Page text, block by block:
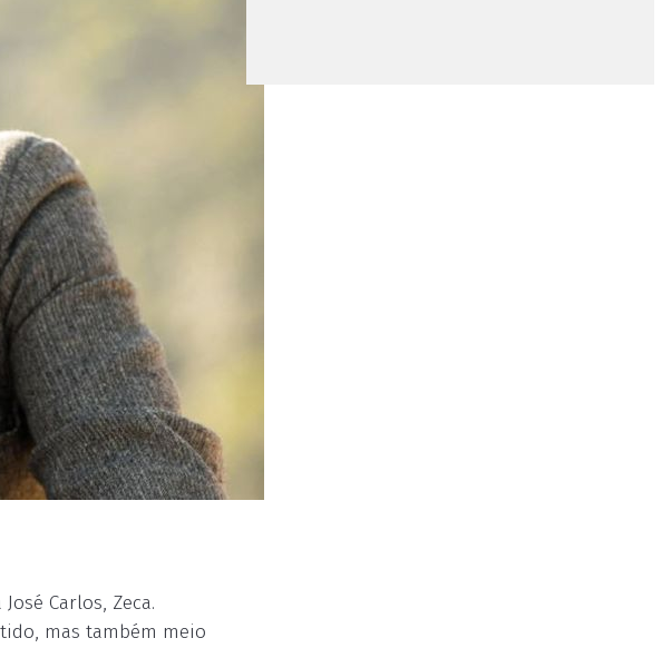
Carlos, Zeca.
mas também meio